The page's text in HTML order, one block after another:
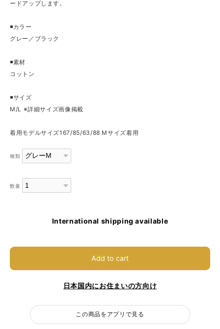
ードアップします。
◾️カラー
グレー／ブラック
◾️素材
コットン
◾️サイズ
M/L ※詳細サイズ画像掲載
着用モデルサイズ167/85/63/88 Mサイズ着用
種類
数量
International shipping available
Add to cart
日本国内にお住まいの方向け
この商品をアプリで見る